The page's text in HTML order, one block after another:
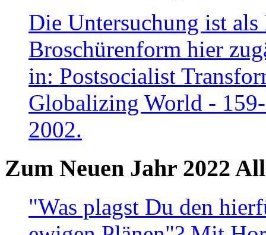
Die Untersuchung ist
Broschürenform hier
in: Postsocialist
Globalizing World -
2002.
Zum Neuen Jahr 2022
"Was plagst Du den